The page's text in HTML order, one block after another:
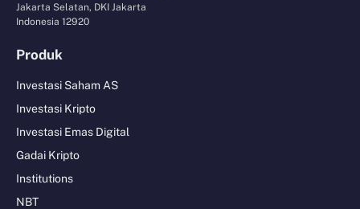
Jakarta Selatan, DKI Jakarta
Indonesia 12920
Produk
Investasi Saham AS
Investasi Kripto
Investasi Emas Digital
Gadai Kripto
Institutions
NBT